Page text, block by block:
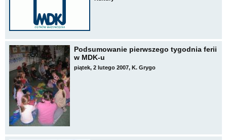
Podsumowanie pierwszego tygodnia ferii
w MDK-u
piątek, 2 lutego 2007, K. Grygo